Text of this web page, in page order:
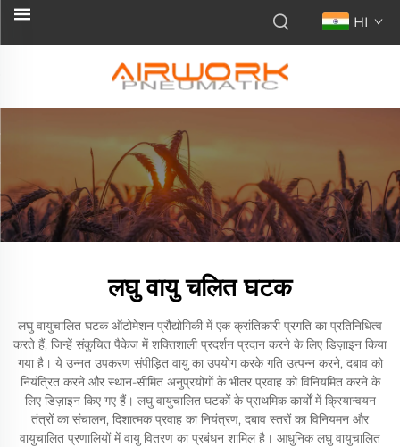
HI
लघु वायु चलित घटक
लघु वायुचालित घटक ऑटोमेशन प्रौद्योगिकी में एक क्रांतिकारी प्रगति का प्रतिनिधित्व
करते हैं, जिन्हें संकुचित पैकेज में शक्तिशाली प्रदर्शन प्रदान करने के लिए डिज़ाइन किया
गया है। ये उन्नत उपकरण संपीड़ित वायु का उपयोग करके गति उत्पन्न करने, दबाव को
नियंत्रित करने और स्थान-सीमित अनुप्रयोगों के भीतर प्रवाह को विनियमित करने के
लिए डिज़ाइन किए गए हैं। लघु वायुचालित घटकों के प्राथमिक कार्यों में क्रियान्वयन
तंत्रों का संचालन, दिशात्मक प्रवाह का नियंत्रण, दबाव स्तरों का विनियमन और
वायुचालित प्रणालियों में वायु वितरण का प्रबंधन शामिल है। आधुनिक लघु वायुचालित